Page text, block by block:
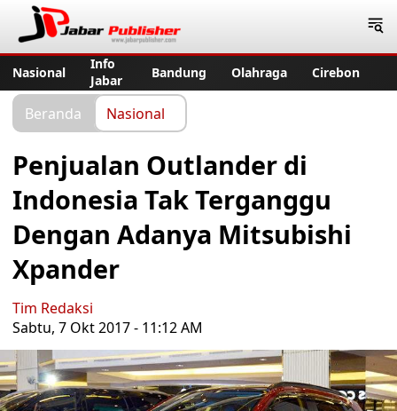
Nasional
Info
Jabar
Bandung Olahraga Cirebon
Beranda Nasional
Penjualan Outlander di
Indonesia Tak Terganggu
Dengan Adanya Mitsubishi
Xpander
Tim Redaksi
Sabtu, 7 Okt 2017 - 11:12 AM